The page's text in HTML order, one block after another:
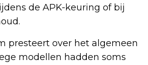
de APK-keuring of bij
presteert over het algemeen
modellen hadden soms